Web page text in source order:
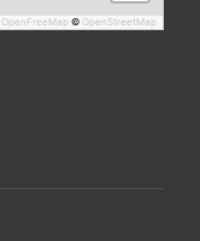
OpenFreeMap © OpenStreetMap